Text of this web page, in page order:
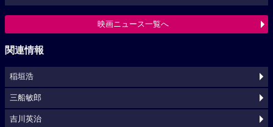
映画ニュース一覧へ
関連情報
稲垣浩
三船敏郎
吉川英治